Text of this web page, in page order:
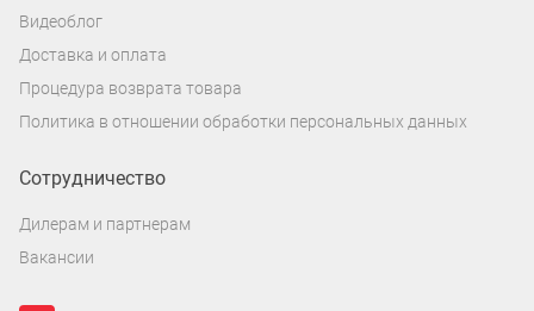
Видеоблог
Доставка и оплата
Процедура возврата товара
Политика в отношении обработки персональных данных
Сотрудничество
Дилерам и партнерам
Вакансии